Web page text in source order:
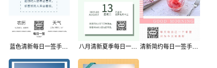
蓝色清新每日一签手机海报 八月清新夏季每日一签手机海报 清新简约每日一签手机海报